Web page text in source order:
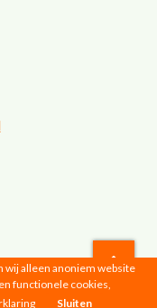
wij alleen anoniem website
functionele cookies,
Sluiten